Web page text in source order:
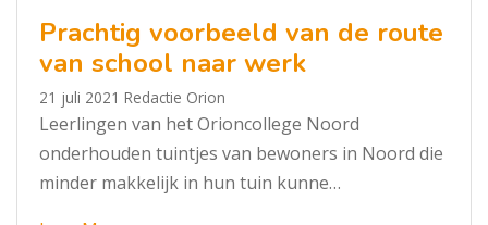
Prachtig voorbeeld van de route
van school naar werk
21 juli 2021 Redactie Orion
Leerlingen van het Orioncollege Noord
onderhouden tuintjes van bewoners in Noord die
minder makkelijk in hun tuin kunne…